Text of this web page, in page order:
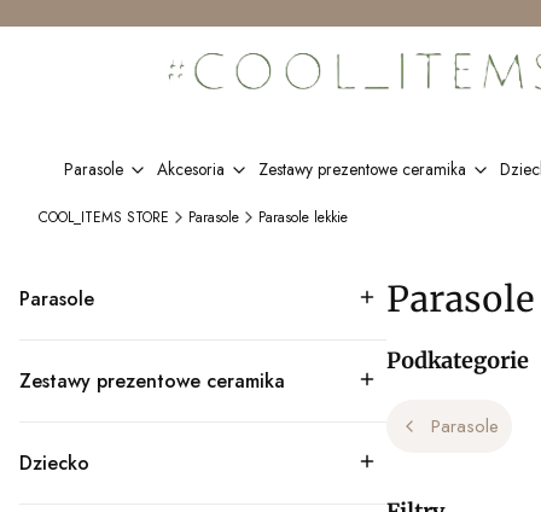
Parasole Akcesoria Zestawy prezentowe ceramika
COOL_ITEMS STORE Parasole Parasole lekkie
Kategoria - Parasole
Parasole
Kategoria - Zestawy prezentowe ceramika
Zestawy prezentowe ceramika
Kategoria - Dziecko
Dziecko
Podkategorie
Parasole